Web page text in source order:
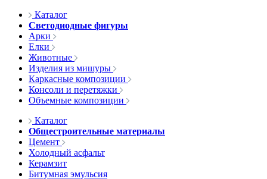
Каталог
Светодиодные фигуры
Арки
Елки
Животные
Изделия из мишуры
Каркасные композиции
Консоли и перетяжки
Объемные композиции
Каталог
Общестроительные материалы
Цемент
Холодный асфальт
Керамзит
Битумная эмульсия